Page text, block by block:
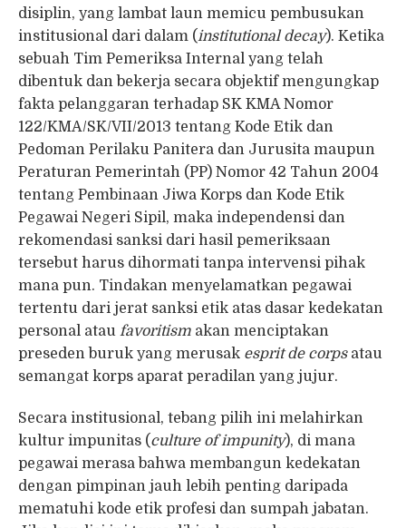
disiplin, yang lambat laun memicu pembusukan
institusional dari dalam (institutional decay). Ketika
sebuah Tim Pemeriksa Internal yang telah
dibentuk dan bekerja secara objektif mengungkap
fakta pelanggaran terhadap SK KMA Nomor
122/KMA/SK/VII/2013 tentang Kode Etik dan
Pedoman Perilaku Panitera dan Jurusita maupun
Peraturan Pemerintah (PP) Nomor 42 Tahun 2004
tentang Pembinaan Jiwa Korps dan Kode Etik
Pegawai Negeri Sipil, maka independensi dan
rekomendasi sanksi dari hasil pemeriksaan
tersebut harus dihormati tanpa intervensi pihak
mana pun. Tindakan menyelamatkan pegawai
tertentu dari jerat sanksi etik atas dasar kedekatan
personal atau favoritism akan menciptakan
preseden buruk yang merusak esprit de corpsatau
semangat korps aparat peradilan yang jujur.
Secara institusional, tebang pilih ini melahirkan
kultur impunitas (culture of impunity), di mana
pegawai merasa bahwa membangun kedekatan
dengan pimpinan jauh lebih penting daripada
mematuhi kode etik profesi dan sumpah jabatan.